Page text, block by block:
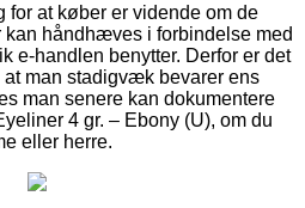
for at køber er vidende om de
kan håndhæves i forbindelse med
e-handlen benytter. Derfor er det
at man stadigvæk bevarer ens
man senere kan dokumentere
4 gr. – Ebony (U), om du
eller herre.